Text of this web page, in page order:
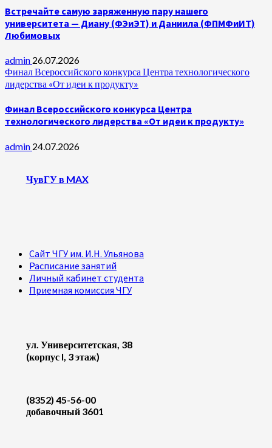
Встречайте самую заряженную пару нашего
университета — Диану (ФЭиЭТ) и Даниила (ФПМФиИТ)
Любимовых
admin 26.07.2026
Финал Всероссийского конкурса Центра технологического
лидерства «От идеи к продукту»
Финал Всероссийского конкурса Центра
технологического лидерства «От идеи к продукту»
admin 24.07.2026
ЧувГУ в MAX
Сайт ЧГУ им. И.Н. Ульянова
Расписание занятий
Личный кабинет студента
Приемная комиссия ЧГУ
ул. Университетская, 38
(корпус I, 3 этаж)
(8352) 45-56-00
добавочный 3601